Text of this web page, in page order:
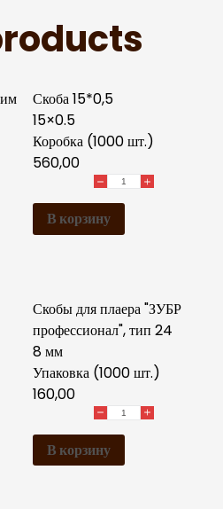
Скоба 15*0,5
15×0.5
Коробка (1000 шт.)
560,00
В корзину
Скобы для плаера "ЗУБР
профессионал", тип 24
8 мм
Упаковка (1000 шт.)
160,00
В корзину